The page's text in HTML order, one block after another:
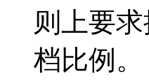
则上要
档比例